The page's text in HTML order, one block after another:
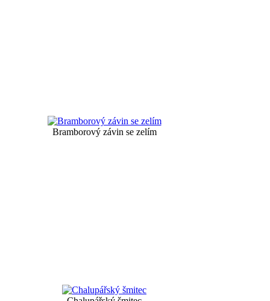
Bramborový závin se zelím